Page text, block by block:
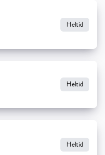
Heltid
Heltid
Heltid